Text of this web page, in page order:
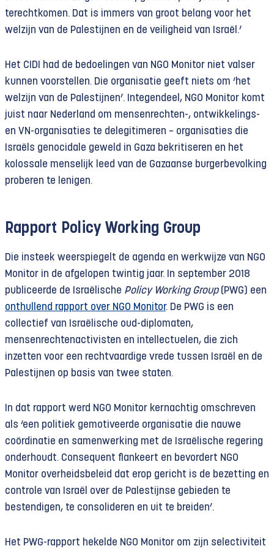
terechtkomen. Dat is immers van groot belang voor het
welzijn van de Palestijnen en de veiligheid van Israël.’
Het CIDI had de bedoelingen van NGO Monitor niet valser
kunnen voorstellen. Die organisatie geeft niets om ‘het
welzijn van de Palestijnen’. Integendeel, NGO Monitor komt
juist naar Nederland om mensenrechten-, ontwikkelings-
en VN-organisaties te delegitimeren – organisaties die
Israëls genocidale geweld in Gaza bekritiseren en het
kolossale menselijk leed van de Gazaanse burgerbevolking
proberen te lenigen.
Rapport Policy Working Group
Die insteek weerspiegelt de agenda en werkwijze van NGO
Monitor in de afgelopen twintig jaar. In september 2018
publiceerde de Israëlische Policy Working Group (PWG) een
onthullend rapport over NGO Monitor. De PWG is een
collectief van Israëlische oud-diplomaten,
mensenrechtenactivisten en intellectuelen, die zich
inzetten voor een rechtvaardige vrede tussen Israël en de
Palestijnen op basis van twee staten.
In dat rapport werd NGO Monitor kernachtig omschreven
als ‘een politiek gemotiveerde organisatie die nauwe
coördinatie en samenwerking met de Israëlische regering
onderhoudt. Consequent flankeert en bevordert NGO
Monitor overheidsbeleid dat erop gericht is de bezetting en
controle van Israël over de Palestijnse gebieden te
bestendigen, te consolideren en uit te breiden’.
Het PWG-rapport hekelde NGO Monitor om zijn selectiviteit